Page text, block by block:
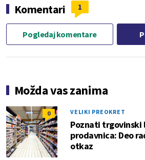
Komentari 1
Pogledaj komentare
Možda vas zanima
0 VELIKI PREOKRET
Poznati trgovinski
prodavnica: Deo
otkaz